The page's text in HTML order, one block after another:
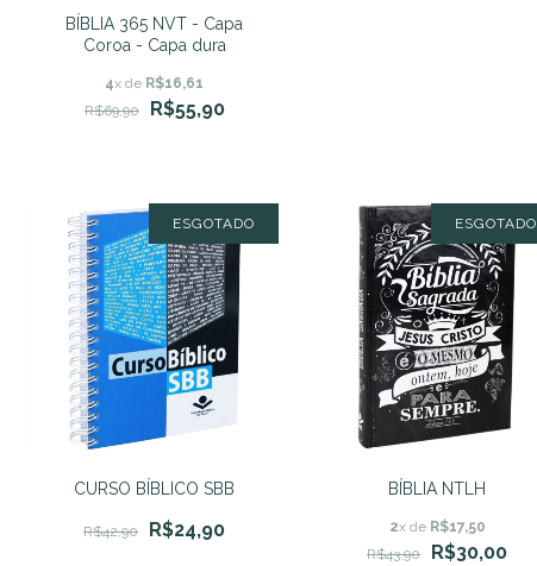
BÍBLIA 365 NVT - Capa
Coroa - Capa dura
4x de R$16,61
R$69,90
R$55,90
ESGOTADO
CURSO BÍBLICO SBB
R$42,90 R$24,90
ESGOTADO
BÍBLIA NTLH
2x de R$17,50
R$43,90
R$30,00